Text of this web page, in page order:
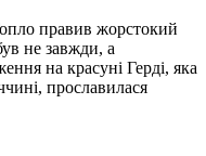
правив жорстокий
не завжди, а
на красуні Герді, яка
прославилася